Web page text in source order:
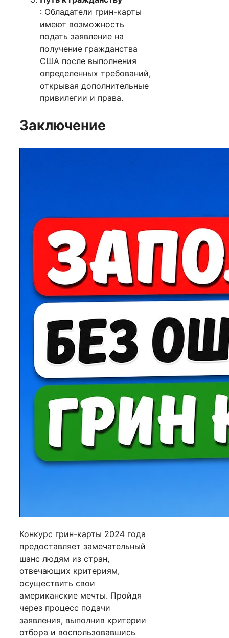
: Обладатели грин-карты
имеют возможность
подать заявление на
получение гражданства
США после выполнения
определенных требований,
открывая дополнительные
привилегии и права.
Заключение
Конкурс грин-карты 2024 года
предоставляет замечательный
шанс людям из стран,
отвечающих критериям,
осуществить свои
американские мечты. Пройдя
через процесс подачи
заявления, выполнив критерии
отбора и воспользовавшись